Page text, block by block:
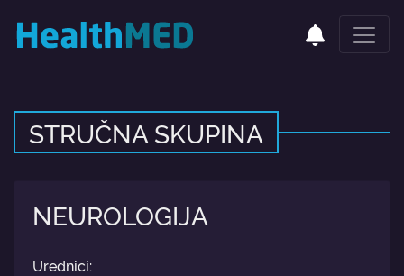
STRUČNA SKUPINA
NEUROLOGIJA
Urednici: